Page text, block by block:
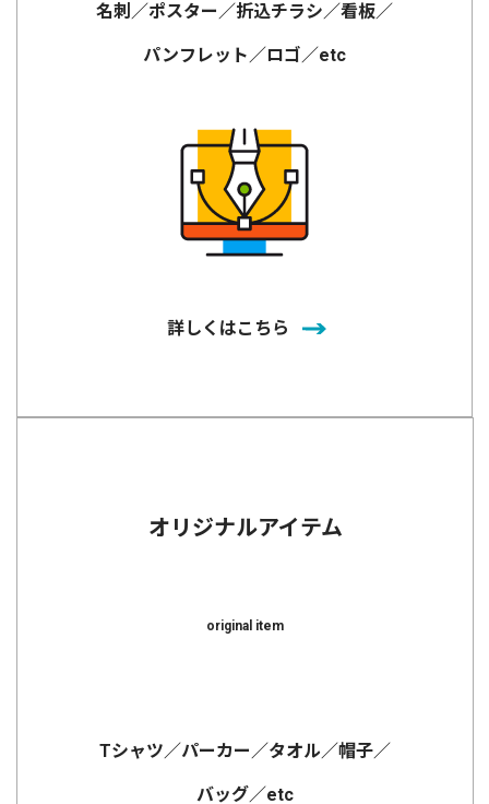
名刺／ポスター／折込チラシ／看板／
パンフレット／ロゴ／etc
詳しくはこちら
オリジナルアイテム
original item
Tシャツ／パーカー／タオル／帽子／
バッグ／etc